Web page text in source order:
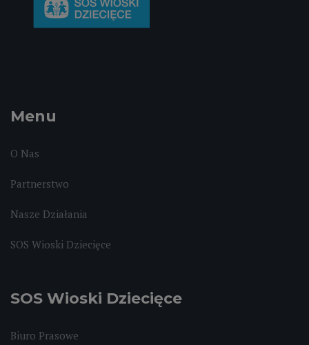
Menu
O Nas
Partnerstwo
Nasze Działania
SOS Wioski Dziecięce
SOS Wioski Dziecięce
Biuro Prasowe